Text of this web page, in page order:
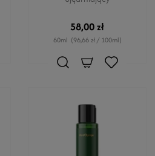
58,00 zł
60ml (96,66 zł / 100ml)